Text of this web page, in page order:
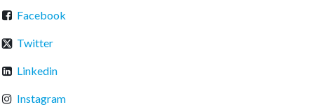
Facebook
Twitter
Linkedin
Instagram